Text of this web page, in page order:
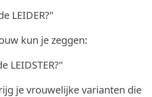
LEIDER?"
kun je zeggen:
LEIDSTER?"
je vrouwelijke varianten die